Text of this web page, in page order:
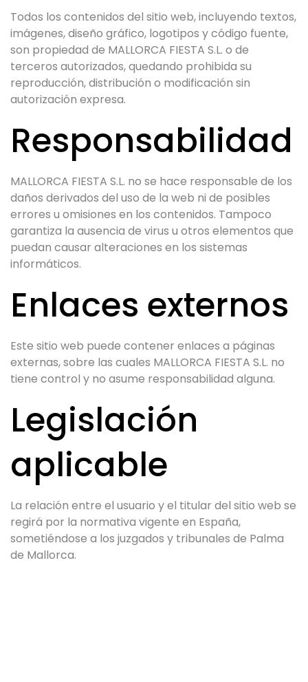
Todos los contenidos del sitio web, incluyendo textos,
imágenes, diseño gráfico, logotipos y código fuente,
son propiedad de MALLORCA FIESTA S.L. o de
terceros autorizados, quedando prohibida su
reproducción, distribución o modificación sin
autorización expresa.
Responsabilidad
MALLORCA FIESTA S.L. no se hace responsable de los
daños derivados del uso de la web ni de posibles
errores u omisiones en los contenidos. Tampoco
garantiza la ausencia de virus u otros elementos que
puedan causar alteraciones en los sistemas
informáticos.
Enlaces externos
Este sitio web puede contener enlaces a páginas
externas, sobre las cuales MALLORCA FIESTA S.L. no
tiene control y no asume responsabilidad alguna.
Legislación
aplicable
La relación entre el usuario y el titular del sitio web se
regirá por la normativa vigente en España,
sometiéndose a los juzgados y tribunales de Palma
de Mallorca.